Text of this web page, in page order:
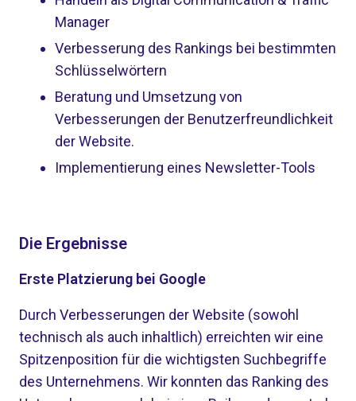
Manager
Verbesserung des Rankings bei bestimmten
Schlüsselwörtern
Beratung und Umsetzung von
Verbesserungen der Benutzerfreundlichkeit
der Website.
Implementierung eines Newsletter-Tools
Die Ergebnisse
Erste Platzierung bei Google
Durch Verbesserungen der Website (sowohl
technisch als auch inhaltlich) erreichten wir eine
Spitzenposition für die wichtigsten Suchbegriffe
des Unternehmens. Wir konnten das Ranking des